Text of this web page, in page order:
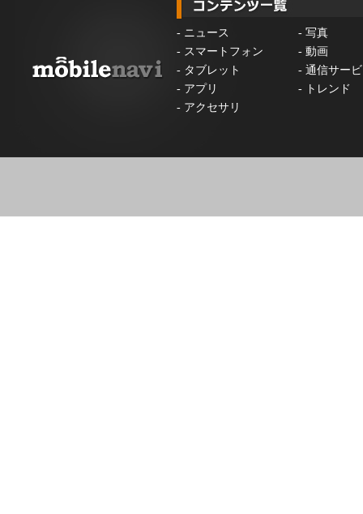
- ニュース - 写真
- スマートフォン - 動画
- タブレット - 通信サー
- アプリ -
トレンド
- アクセサリ